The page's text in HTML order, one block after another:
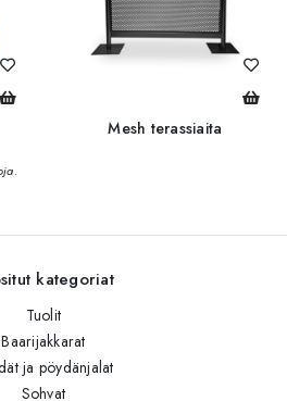
Mesh terassiaita
kategoriat
Tuolit
Baarijakkarat
ja pöydänjalat
Sohvat